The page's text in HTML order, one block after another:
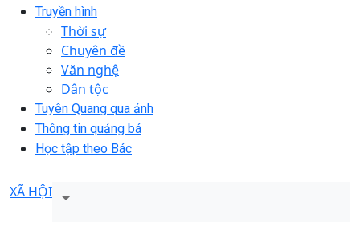
Truyền hình
Thời sự
Chuyên đề
Văn nghệ
Dân tộc
Tuyên Quang qua ảnh
Thông tin quảng bá
Học tập theo Bác
XÃ HỘI